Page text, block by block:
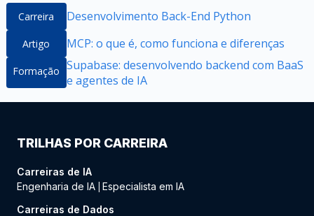
Carreira Desenvolvimento Back-End Python
Artigo MCP: o que é, como funciona e diferenças
Formação Supabase: desenvolvendo backend com BaaS
e agentes de IA
TRILHAS POR CARREIRA
Carreiras de IA
Engenharia de IA Especialista em IA
Carreiras de Dados